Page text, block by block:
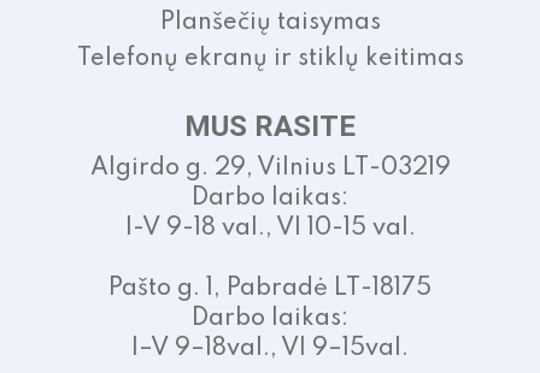
Planšečių taisymas
Telefonų ekranų ir stiklų keitimas
MUS RASITE
Algirdo g. 29, Vilnius LT-03219
Darbo laikas:
I-V 9-18 val., VI 10-15 val.
Pašto g. 1, Pabradė LT-18175
Darbo laikas:
I–V 9–18val., VI 9–15val.